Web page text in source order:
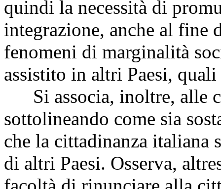
quindi la necessità di
integrazione, anche al
fenomeni di marginalità
assistito in altri Paesi,
Si associa, inoltre, alle
sottolineando come sia
che la cittadinanza italiana
di altri Paesi. Osserva,